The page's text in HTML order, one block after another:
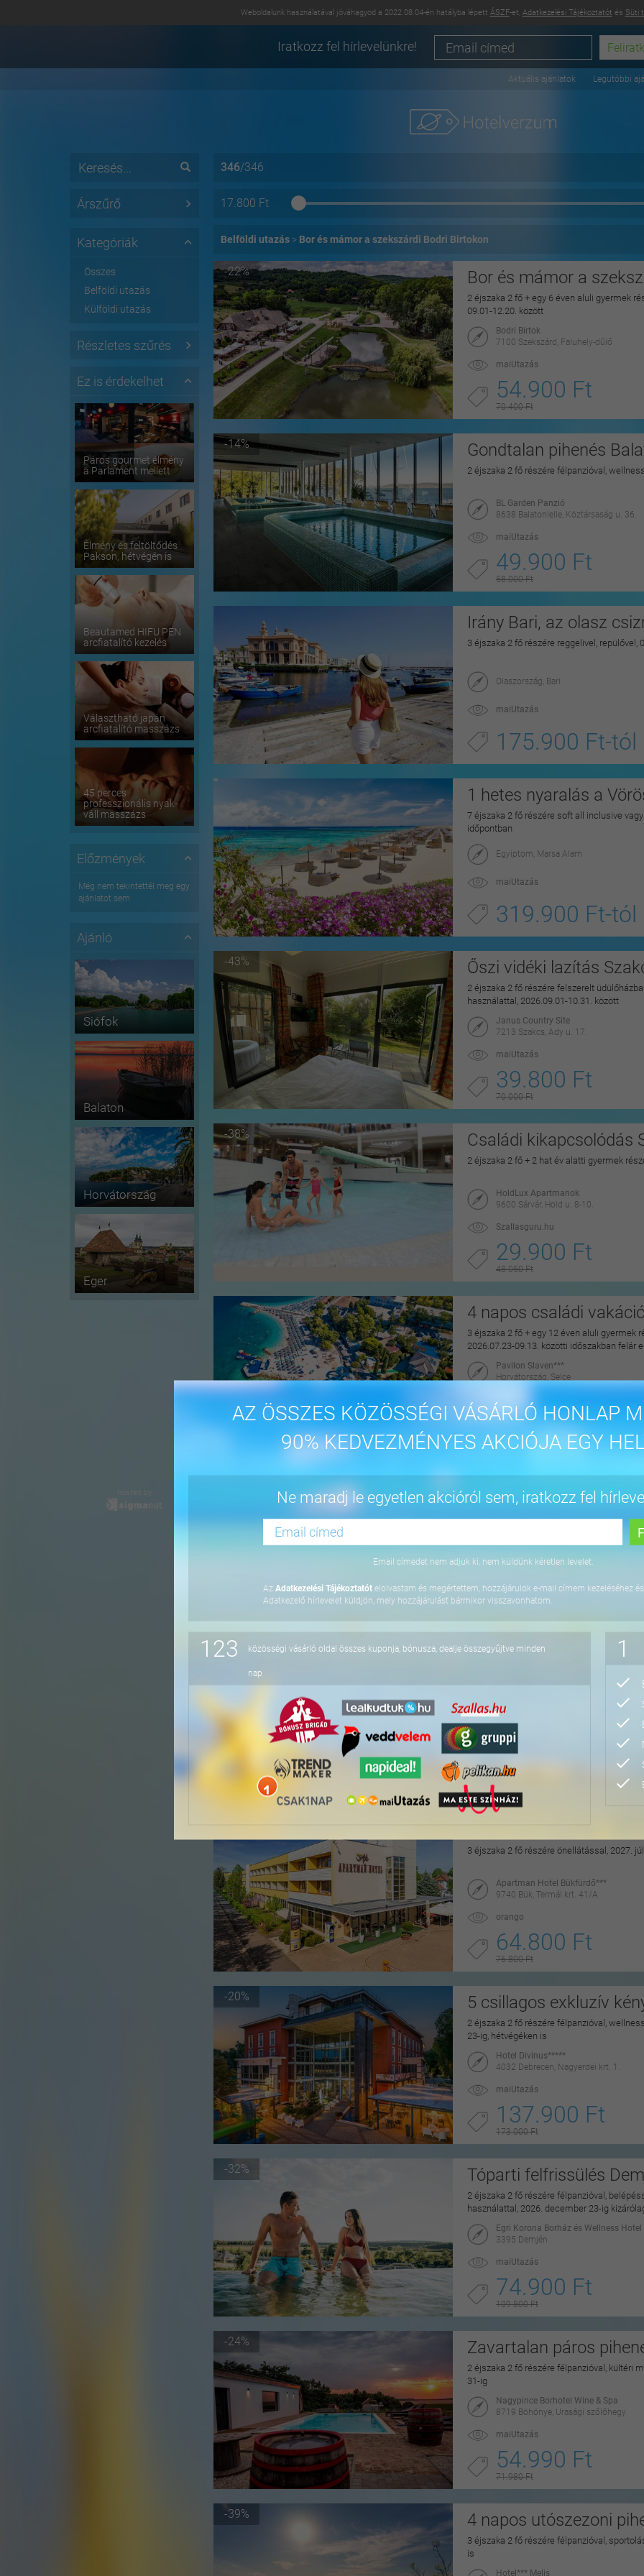
Weboldalunk használatával jóváhagyod a 2022.08.04-én hatályba lépett ÁSZF-et, Adatkezelési Tájékoztatót és Süti
Iratkozz fel hírlevelünkre!
AZ ÖSSZES KÖZÖSSÉGI VÁSÁRLÓ HONLAP
90% KEDVEZMÉNYES AKCIÓJA EGY
Ne maradj le egyetlen akcióról sem, iratkozz fel
Email címedet nem adjuk ki, nem küldünk kéretlen levelet.
Az Adatkezelési Tájékoztatót elolvastam és megértettem, hozzájárulok e-mail címem kezeléséhez
Adatkezelő hírlevelet küldjön, mely hozzájárulást bármikor visszavonhatom.
123 közösségi vásárló oldal összes kuponja, bónusza, dealje összegyűjtve minden
nap
1
Aktuális ajánlatok Legutóbbi
Árszűrő
Kategóriák
Összes
Belföldi utazás
Külföldi utazás
Részletes szűrés
Ez is érdekelhet
Páros gourmet élmény
a Parlament mellett
Élmény és feltöltődés
Pakson, hétvégén is
Beautamed HIFU PEN
arcfiatalító kezelés
Választható japán
arcfiatalító masszázs
45 perces
professzionális nyak-
váll masszázs
Előzmények
Még nem tekintettél meg egy
ajánlatot sem
Ajánló
Siófok
Balaton
Horvátország
Eger
hosted by
346/346
17.800 Ft
Belföldi utazás Bor és mámor a szekszárdi Bodri Birtokon
-22% Bor és mámor a
2 éjszaka 2 fő + egy 6 éven aluli gyermek
09.01-12.20. között
Bodri Birtok
7100 Szekszárd, Faluhely-dűlő
maiUtazás
54.900 Ft
70.400 Ft
-14% Gondtalan pihenés
2 éjszaka 2 fő részére félpanzióval,
BL Garden Panzió
8638 Balatonlelle, Köztársaság u. 36.
maiUtazás
49.900 Ft
58.000 Ft
Irány Bari, az olasz
3 éjszaka 2 fő részére reggelivel, repülővel,
Olaszország, Bari
maiUtazás
175.900 Ft-tól
1 hetes nyaralás a
7 éjszaka 2 fő részére soft all inclusive
időpontban
Egyiptom, Marsa Alam
maiUtazás
319.900 Ft-tól
-43% Őszi vidéki lazítás
2 éjszaka 2 fő részére felszerelt
használattal, 2026.09.01-10.31. között
Janus Country Site
7213 Szakcs, Ady u. 17.
maiUtazás
39.800 Ft
70.000 Ft
-38% Családi kikapcsolódás
2 éjszaka 2 fő + 2 hat év alatti gyermek
HoldLux Apartmanok
9600 Sárvár, Hold u. 8-10.
Szallasguru.hu
29.900 Ft
48.050 Ft
4 napos családi
3 éjszaka 2 fő + egy 12 éven aluli gyermek
2026.07.23-09.13. közötti időszakban felár
Pavilon Slaven***
Horvátország, Selce
144.900 Ft
-41%
2 éjszaka 2 fő részére félpanzióval, az
2027.04.30. között
69.900 Ft
-36% Hangulatos pihenés a
2 éjszaka 2 fő részére a Dunakanyarban
Aquamarina Hotel
2025 Visegrád, Duna-parti út 2.
maiUtazás
49.990 Ft
4 napos lazítás
3 éjszaka 2 fő részére önellátással, 2027.
Apartman Hotel Bükfürdő***
9740 Bük, Termál krt. 41/A
orango
64.800 Ft
76.800 Ft
-20% 5 csillagos exkluzív
2 éjszaka 2 fő részére félpanzióval,
23-ig, hétvégéken is
Hotel Divinus*****
4032 Debrecen, Nagyerdei krt. 1.
maiUtazás
137.900 Ft
173.000 Ft
-32% Tóparti felfrissülés
2 éjszaka 2 fő részére félpanzióval,
használattal, 2026. december 23-ig
Egri Korona Borház és Wellness Hotel
3395 Demjén
maiUtazás
74.900 Ft
109.800 Ft
-24% Zavartalan páros
2 éjszaka 2 fő részére félpanzióval, kültéri
31-ig
Nagypince Borhotel Wine & Spa
8719 Böhönye, Urasági szőlőhegy
maiUtazás
54.990 Ft
71.980 Ft
-39% 4 napos utószezoni
3 éjszaka 2 fő részére félpanzióval,
is
Hotel*** Melis